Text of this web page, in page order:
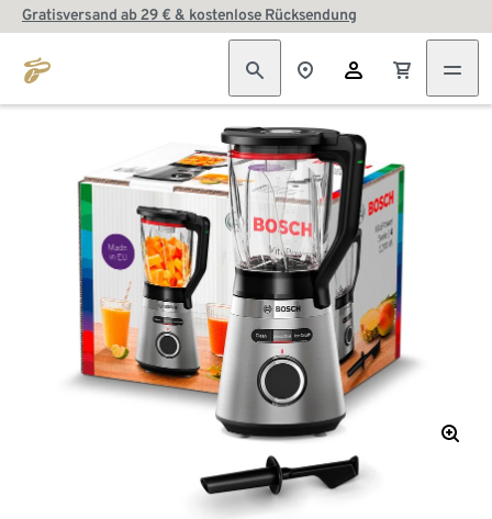
Gratisversand ab 29 € & kostenlose Rücksendung